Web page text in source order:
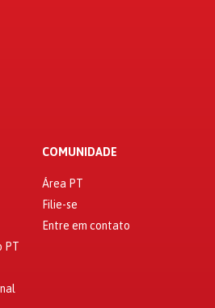
PT
COMUNIDADE
Área PT
Filie-se
Entre em contato